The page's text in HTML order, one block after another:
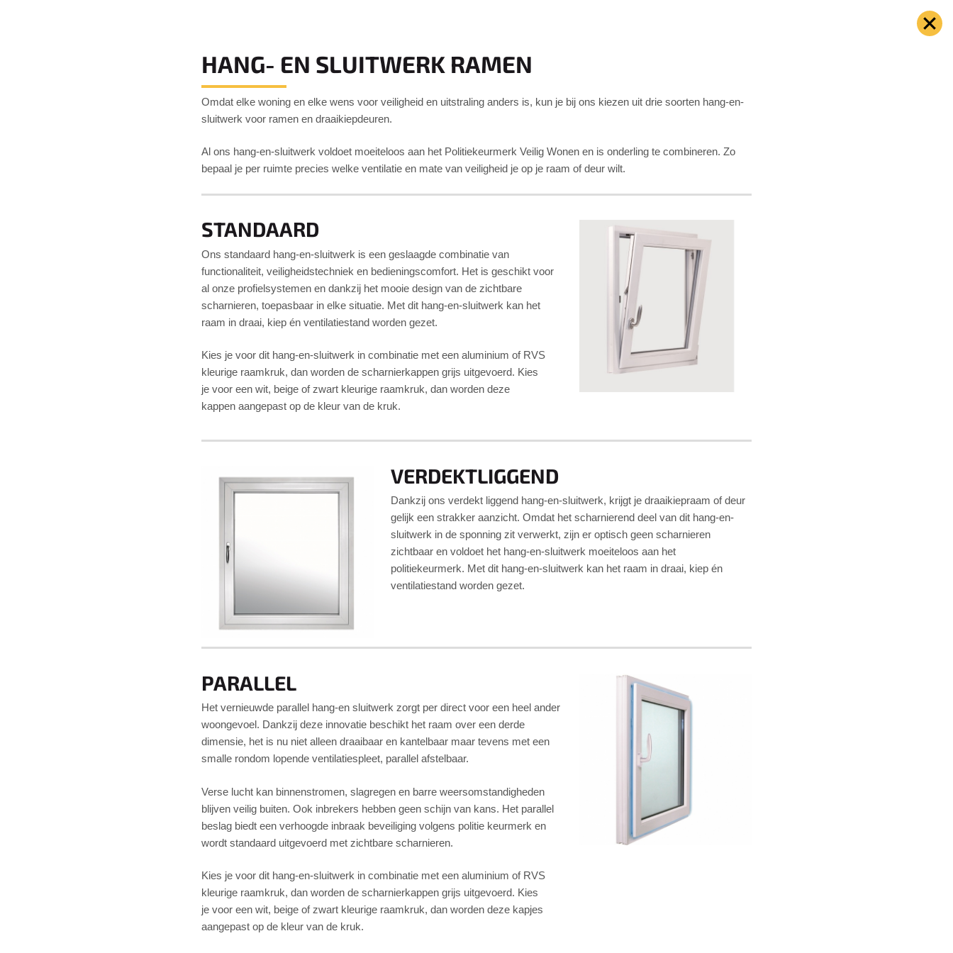
HANG- EN SLUITWERK RAMEN
Omdat elke woning en elke wens voor veiligheid en uitstraling anders is, kun je bij ons kiezen uit drie soorten hang-en-
sluitwerk voor ramen en draaikiepdeuren.
Al ons hang-en-sluitwerk voldoet moeiteloos aan het Politiekeurmerk Veilig Wonen en is onderling te combineren. Zo
bepaal je per ruimte precies welke ventilatie en mate van veiligheid je op je raam of deur wilt.
STANDAARD
Ons standaard hang-en-sluitwerk is een geslaagde combinatie van
functionaliteit, veiligheidstechniek en bedieningscomfort. Het is geschikt voor
al onze profielsystemen en dankzij het mooie design van de zichtbare
scharnieren, toepasbaar in elke situatie. Met dit hang-en-sluitwerk kan het
raam in draai, kiep én ventilatiestand worden gezet.
Kies je voor dit hang-en-sluitwerk in combinatie met een aluminium of RVS
kleurige raamkruk, dan worden de scharnierkappen grijs uitgevoerd. Kies
je voor een wit, beige of zwart kleurige raamkruk, dan worden deze
kappen aangepast op de kleur van de kruk.
VERDEKTLIGGEND
Dankzij ons verdekt liggend hang-en-sluitwerk, krijgt je draaikiepraam of deur
gelijk een strakker aanzicht. Omdat het scharnierend deel van dit hang-en-
sluitwerk in de sponning zit verwerkt, zijn er optisch geen scharnieren
zichtbaar en voldoet het hang-en-sluitwerk moeiteloos aan het
politiekeurmerk. Met dit hang-en-sluitwerk kan het raam in draai, kiep én
ventilatiestand worden gezet.
PARALLEL
Het vernieuwde parallel hang-en sluitwerk zorgt per direct voor een heel ander
woongevoel. Dankzij deze innovatie beschikt het raam over een derde
dimensie, het is nu niet alleen draaibaar en kantelbaar maar tevens met een
smalle rondom lopende ventilatiespleet, parallel afstelbaar.
Verse lucht kan binnenstromen, slagregen en barre weersomstandigheden
blijven veilig buiten. Ook inbrekers hebben geen schijn van kans. Het parallel
beslag biedt een verhoogde inbraak beveiliging volgens politie keurmerk en
wordt standaard uitgevoerd met zichtbare scharnieren.
Kies je voor dit hang-en-sluitwerk in combinatie met een aluminium of RVS
kleurige raamkruk, dan worden de scharnierkappen grijs uitgevoerd. Kies
je voor een wit, beige of zwart kleurige raamkruk, dan worden deze kapjes
aangepast op de kleur van de kruk.